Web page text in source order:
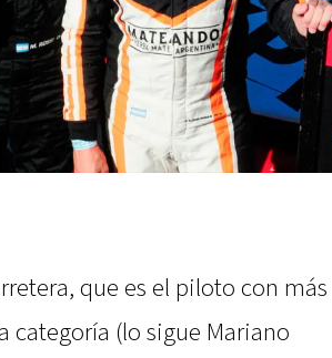
que es el piloto con más
categoría (lo sigue Mariano